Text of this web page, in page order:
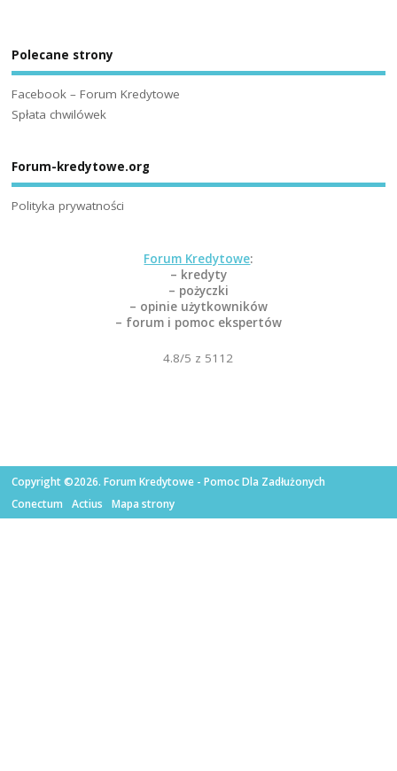
Polecane strony
Facebook – Forum Kredytowe
Spłata chwilówek
Forum-kredytowe.org
Polityka prywatności
Forum Kredytowe:
– kredyty
– pożyczki
– opinie użytkowników
– forum i pomoc ekspertów
4.8/5 z 5112
Copyright ©2026. Forum Kredytowe - Pomoc Dla Zadłużonych
Conectum
Actius Mapa strony